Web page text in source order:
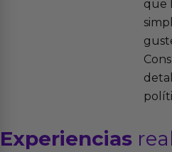
que
Experiencias